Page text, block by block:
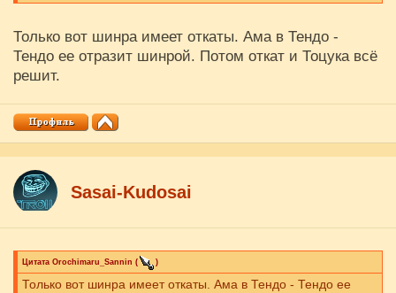
Только вот шинра имеет откаты. Ама в Тендо -
Тендо ее отразит шинрой. Потом откат и Тоцука всё
решит.
Sasai-Kudosai
Цитата Orochimaru_Sannin ( )
Только вот шинра имеет откаты. Ама в Тендо - Тендо ее